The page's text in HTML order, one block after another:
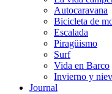
Autocaravana
Bicicleta de
Escalada
Piragüismo
Surf
Vida en Barco
Invierno y
Journal